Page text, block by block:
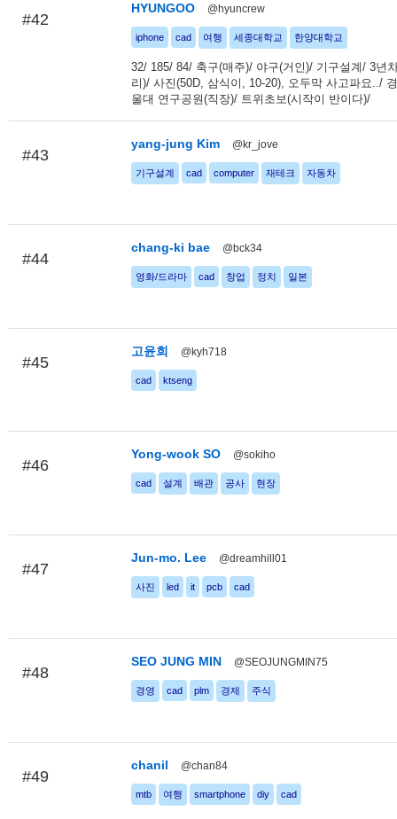
#42
HYUNGOO @hyuncrew
iphone cad 여행 세종대학교 한양대학교
32/ 185/ 84/ 축구(매주)/ 야구(거인)/ 기구설계/ 3년
리)/ 사진(50D, 삼식이, 10-20), 오두막 사고파요../
울대 연구공원(직장)/ 트위초보(시작이 반이다)/
#43
yang-jung Kim @kr_jove
기구설계 cad computer 재테크 자동차
#44
chang-ki bae @bck34
영화/드라마 cad 창업 정치 일본
#45
고윤희 @kyh718
cad ktseng
#46
Yong-wook SO @sokiho
cad 설계 배관 공사 현장
#47
Jun-mo. Lee @dreamhill01
사진 led it pcb cad
#48
SEO JUNG MIN @SEOJUNGMIN75
경영 cad plm 경제 주식
#49
chanil @chan84
mtb 여행 smartphone diy cad